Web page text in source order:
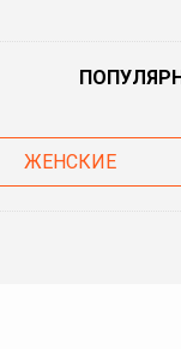
ЖЕНСКИЕ